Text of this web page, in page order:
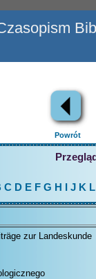
Powrót
C D EFG H J K L
zur Landeskunde